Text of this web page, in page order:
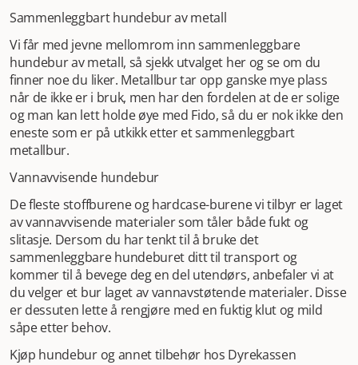
Sammenleggbart hundebur av metall
Vi får med jevne mellomrom inn sammenleggbare
hundebur av metall, så sjekk utvalget her og se om du
finner noe du liker. Metallbur tar opp ganske mye plass
når de ikke er i bruk, men har den fordelen at de er solige
og man kan lett holde øye med Fido, så du er nok ikke den
eneste som er på utkikk etter et sammenleggbart
metallbur.
Vannavvisende hundebur
De fleste stoffburene og hardcase-burene vi tilbyr er laget
av vannavvisende materialer som tåler både fukt og
slitasje. Dersom du har tenkt til å bruke det
sammenleggbare hundeburet ditt til transport og
kommer til å bevege deg en del utendørs, anbefaler vi at
du velger et bur laget av vannavstøtende materialer. Disse
er dessuten lette å rengjøre med en fuktig klut og mild
såpe etter behov.
Kjøp hundebur og annet tilbehør hos Dyrekassen